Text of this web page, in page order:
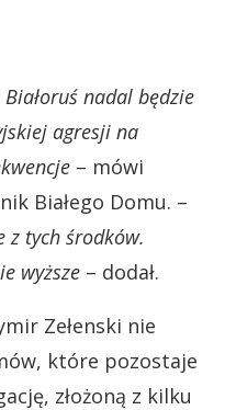
nadal będzie
agresji na
– mówi
Białego Domu. –
z tych środków.
wyższe – dodał.
Zełenski nie
które pozostaje
złożoną z kilku